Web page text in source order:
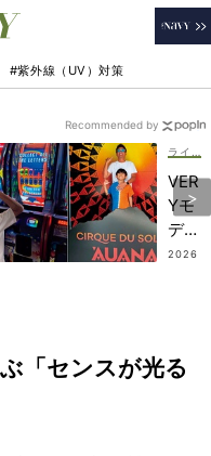
#紫外線（UV）対策
VER
Yモ
デル
が“
ワイ
2026
Recommended by
「センスが光る